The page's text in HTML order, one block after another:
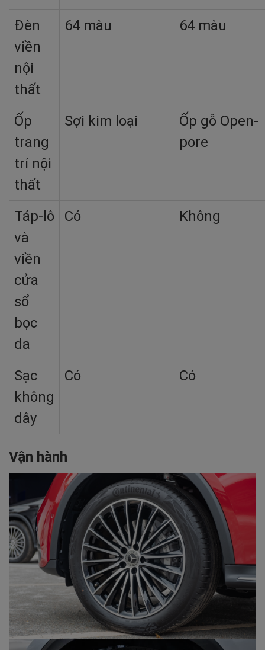
Đèn
viền
nội
thất
64 màu 64 màu
Ốp
trang
trí nội
thất
Sợi kim loại
Ốp gỗ Open-
pore
Táp-lô
và
viền
cửa
sổ
bọc
da
Có Không
Sạc
không
dây
Có Có
Vận hành